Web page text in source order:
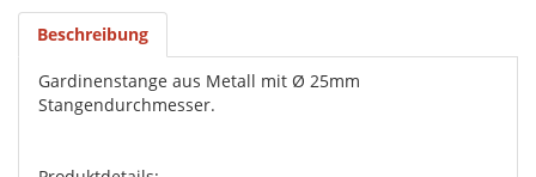
Beschreibung
Gardinenstange aus Metall mit Ø 25mm
Stangendurchmesser.